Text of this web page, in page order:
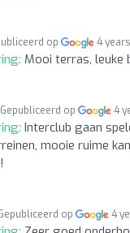
op 4
Mooi terras, leuke
Gepubliceerd op 4
Interclub gaan
mooie ruime
op 4